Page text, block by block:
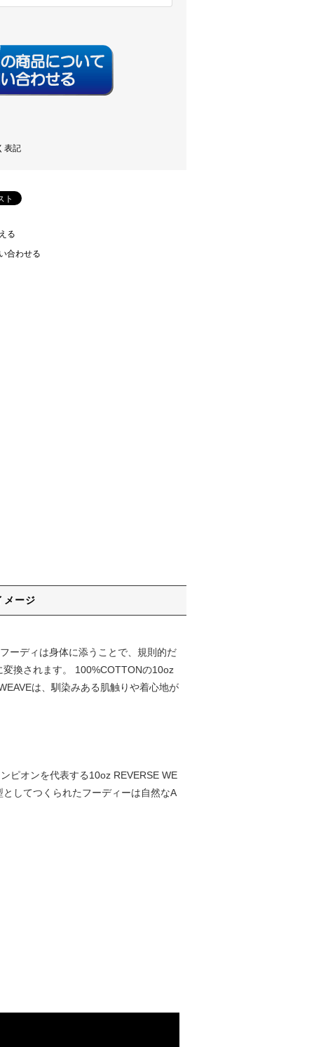
表記
る
合わせる
メージ
ーディは身体に添うことで、規則的だ
換されます。 100%COTTONの10oz
は、馴染みある肌触りや着心地が
ピオンを代表する10oz REVERSE WE
してつくられたフーディーは自然なA